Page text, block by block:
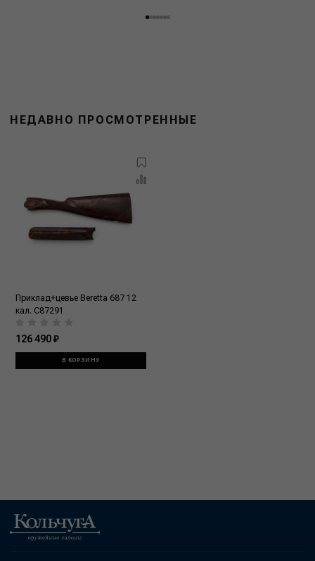
НЕДАВНО ПРОСМОТРЕННЫЕ
Приклад+цевье Beretta 687 12
кал. C87291
126 490 ₽
В КОРЗИНУ